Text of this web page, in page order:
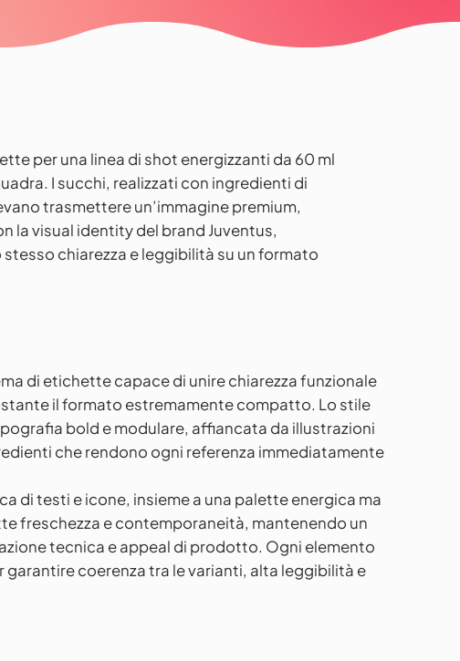
per una linea di shot energizzanti da 60 ml
I succhi, realizzati con ingredienti di
trasmettere un’immagine premium,
la visual identity del brand Juventus,
chiarezza e leggibilità su un formato
di etichette capace di unire chiarezza funzionale
il formato estremamente compatto. Lo stile
bold e modulare, affiancata da illustrazioni
che rendono ogni referenza immediatamente
di testi e icone, insieme a una palette energica ma
freschezza e contemporaneità, mantenendo un
tecnica e appeal di prodotto. Ogni elemento
coerenza tra le varianti, alta leggibilità e